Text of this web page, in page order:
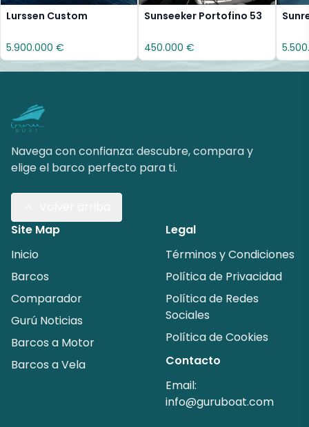
Lurssen Custom
5.900.000 €
Sunseeker Portofino 53
450.000 €
Navega con confianza: descubre, compara y
elige el barco perfecto para ti.
Site Map
Inicio
Barcos
Comparador
Gurú Noticias
Barcos a Motor
Barcos a Vela
Legal
Términos y Condiciones
Política de Privacidad
Política de Redes
Sociales
Política de Cookies
Contacto
Email:
info@guruboat.com